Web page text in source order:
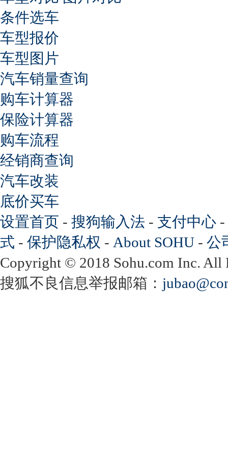
条件选车
车型报价
车型图片
汽车销量查询
购车计算器
保险计算器
购车流程
经销商查询
汽车改装
底价买车
设置首页 - 搜狗输入法 - 支付中心 -
式 - 保护隐私权 - About SOHU - 公
Copyright © 2018 Sohu.com Inc.
搜狐不良信息举报邮箱：